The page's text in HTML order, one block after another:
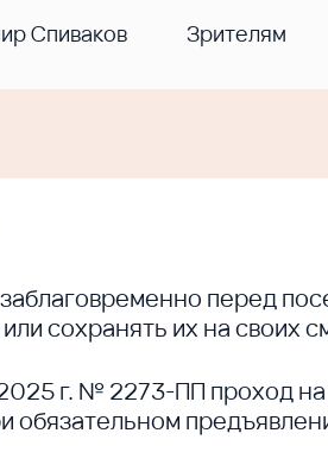
Спиваков Зрителям
перед
сохранять их на своих
г. № 2273-ПП проход
обязательном